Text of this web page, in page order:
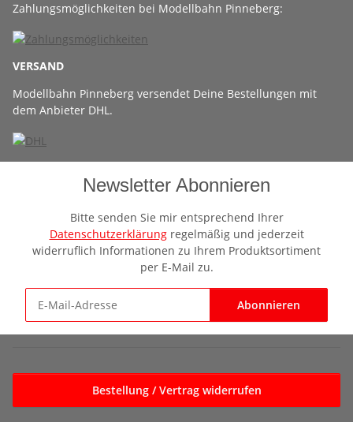
Zahlungsmöglichkeiten bei Modellbahn Pinneberg:
VERSAND
Modellbahn Pinneberg versendet Deine Bestellungen mit
dem Anbieter DHL.
Newsletter Abonnieren
Bitte senden Sie mir entsprechend Ihrer
Datenschutzerklärungregelmäßig und jederzeit
widerruflich Informationen zu Ihrem Produktsortiment
per E-Mail zu.
Abonnieren
Bestellung / Vertrag widerrufen